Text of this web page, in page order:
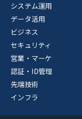
システム運用
データ活用
ビジネス
セキュリティ
営業・マーケ
認証・ID管理
先端技術
インフラ